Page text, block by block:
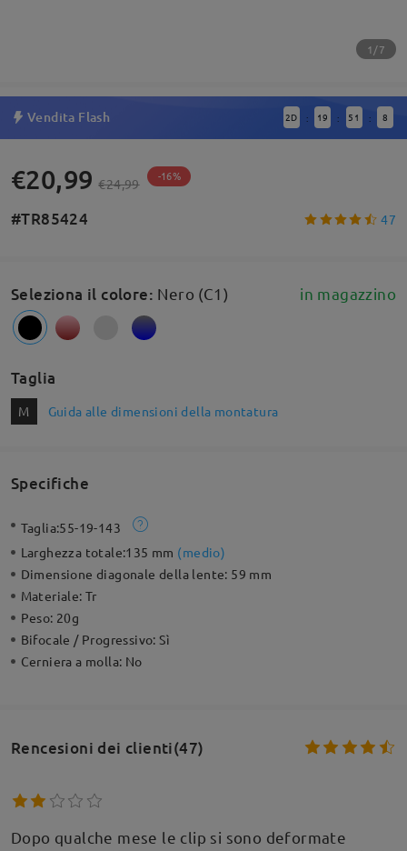
1/7
Vendita Flash 2D : 19 : 51 : 7
€20,99 €24,99 -16%
#TR85424 47
Seleziona il colore: Nero (C1) in magazzino
Taglia
M Guida alle dimensioni della montatura
Specifiche
Taglia:55-19-143
Larghezza totale:135 mm (medio)
Dimensione diagonale della lente: 59 mm
Materiale:Tr
Peso: 20g
Bifocale / Progressivo:Sì
Cerniera a molla: No
Rencesioni dei clienti(47)
Dopo qualche mese le clip si sono deformate